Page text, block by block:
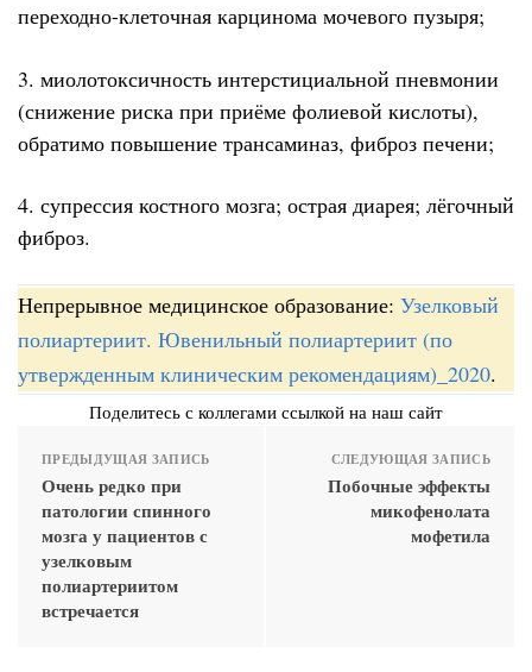
переходно-клеточная карцинома мочевого пузыря;
3. миолотоксичность интерстициальной пневмонии
(снижение риска при приёме фолиевой кислоты),
обратимо повышение трансаминаз, фиброз печени;
4. супрессия костного мозга; острая диарея; лёгочный
фиброз.
Непрерывное медицинское образование: Узелковый
полиартериит. Ювенильный полиартериит (по
утвержденным клиническим рекомендациям)_2020.
Поделитесь с коллегами ссылкой на наш сайт
ПРЕДЫДУЩАЯ ЗАПИСЬ
Очень редко при
патологии спинного
мозга у пациентов с
узелковым
полиартериитом
встречается
СЛЕДУЮЩАЯ ЗАПИСЬ
Побочные эффекты
микофенолата
мофетила